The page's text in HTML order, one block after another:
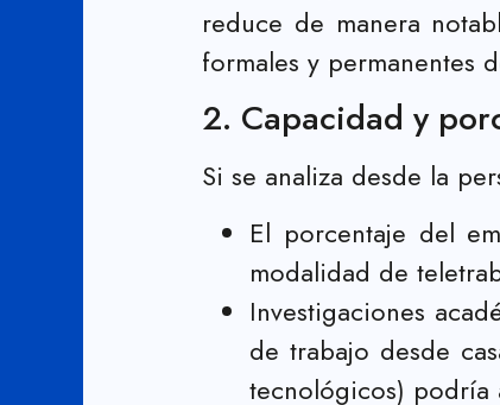
reduce de manera
formales y permanentes
2. Capacidad y
Si se analiza desde la
El porcentaje del
modalidad de
Investigaciones
de trabajo desde
tecnológicos) podría